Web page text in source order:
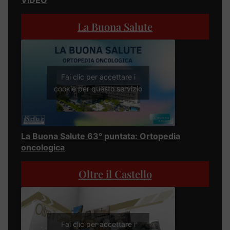
La Buona Salute
Fai clic per accettare i
cookie per questo servizio
La Buona Salute 63° puntata: Ortopedia
oncologica
Oltre il Castello
Fai clic per accettare i